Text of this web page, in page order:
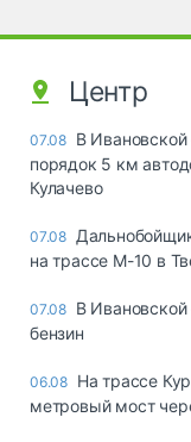
Центр
07.08 В Ивановской
порядок 5 км
Кулачево
07.08
на трассе М-10 в
07.08 В
бензин
06.08 На трассе
метровый мост